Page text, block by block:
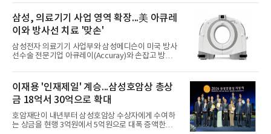
미엄 윤활기
마련했다고 5일 밝혔다.LG전자는 오는 8월 12일까지
현대백화점 판교점 1층에서 체험존을 운영한다. 주방
과 거실 등 집 안의 다양한 공간을 서로 다른 인테리어
로 연출해 LG 로니가 어느 공간에나 자연스럽게 어우
러지는 모습을 보여준다.고객들은 주방 싱크대 하단
걸레받이 공간에 제품을 숨겨 설치하는 '히든스테이
션'과 협탁형 디자인을 적용한 '오브제스테이션'을 직
지할 수 있
삼성, 의료기기 사업 영역 확장...美 아큐레
이와 방사선 치료 '맞손'
삼성전자 의료기기 사업부와 삼성메디슨이 미국 방사
선수술 전문기업 아큐레이(Accuray)와 손잡고 방사
음파 기반 암 치료 기업 히스토소닉스(HistoSonics)
와 협력한 데 이은 것으로, 치료 전문기업과의 파트너
십을 잇달아 넓히는 모습이다.5일 업계에 따르면 삼성
HME(Health & Medical Equipment) 아메리카와 아
큐레이는 법적 구속력이 없는 협력 의향서(Non-
binding LOI)를 체결했다. 양사는 삼성의 이동형 CT
'바디톰(BodyTom)'과 아큐레이의 로봇 방사선수술
이재용 '인재제일' 계승...삼성호암상 총상
금 18억서 30억으로 확대
호암재단이 내년부터 삼성호암상 수상자에게 수여하
는 상금을 현행 3억원에서 5억원으로 대폭 증액한다